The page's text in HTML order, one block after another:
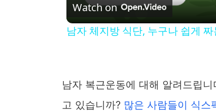
Watch on
남자 체지방 식단, 누구나 쉽게
남자 복근운동에 대해 알려드립
고 있습니까? 많은 사람들이 식스